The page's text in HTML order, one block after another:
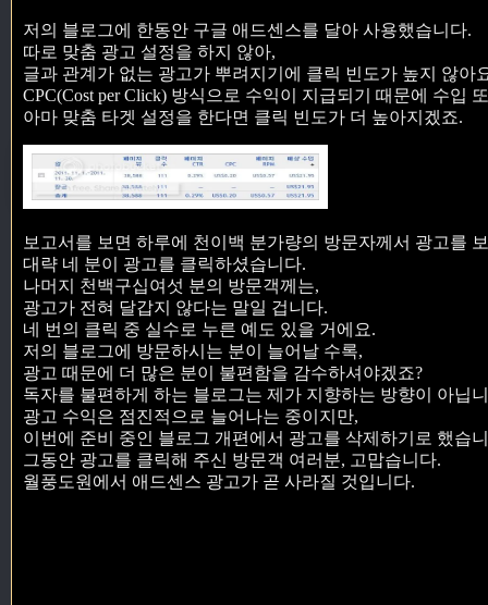
저의 블로그에 한동안 구글 애드센스를 달아 사용했습니다.
따로 맞춤 광고 설정을 하지 않아,
글과 관계가 없는 광고가 뿌려지기에 클릭 빈도가 높지 않아
CPC(Cost per Click) 방식으로 수익이 지급되기 때문에 수입
아마 맞춤 타겟 설정을 한다면 클릭 빈도가 더 높아지겠죠.
보고서를 보면 하루에 천이백 분가량의 방문자께서 광고를
대략 네 분이 광고를 클릭하셨습니다.
나머지 천백구십여섯 분의 방문객께는,
광고가 전혀 달갑지 않다는 말일 겁니다.
네 번의 클릭 중 실수로 누른 예도 있을 거에요.
저의 블로그에 방문하시는 분이 늘어날 수록,
광고 때문에 더 많은 분이 불편함을 감수하셔야겠죠?
독자를 불편하게 하는 블로그는 제가 지향하는 방향이 아닙
광고 수익은 점진적으로 늘어나는 중이지만,
이번에 준비 중인 블로그 개편에서 광고를 삭제하기로 했습
그동안 광고를 클릭해 주신 방문객 여러분, 고맙습니다.
월풍도원에서 애드센스 광고가 곧 사라질 것입니다.